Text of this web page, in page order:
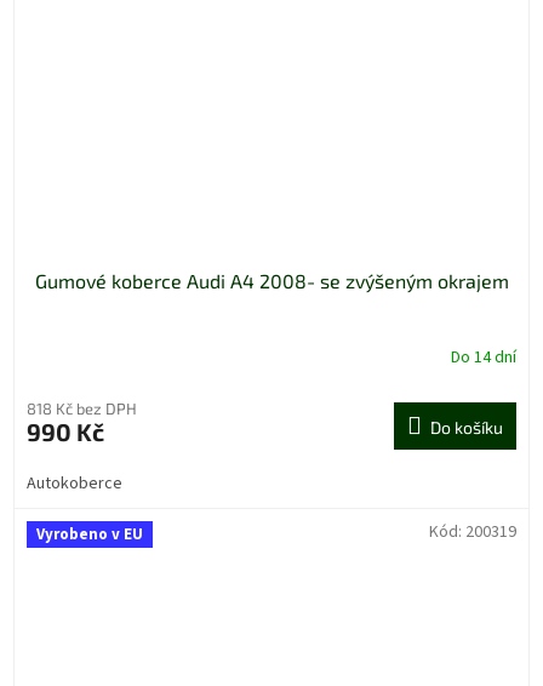
Gumové koberce Audi A4 2008- se zvýšeným okrajem
Do 14 dní
818 Kč bez DPH
990 Kč Do košíku
Autokoberce
Vyrobeno v EU Kód: 200319